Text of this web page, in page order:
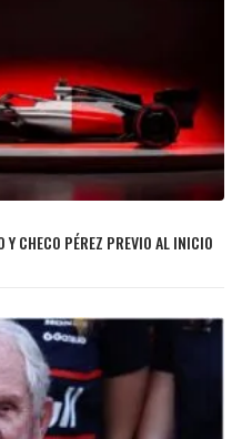
Y CHECO PÉREZ PREVIO AL INICIO